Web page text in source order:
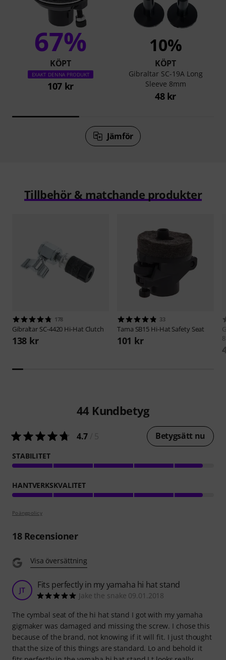
67%
KÖPT
EXAKT DENNA PRODUKT
107 kr
10%
KÖPT
Gibraltar SC-19A Long
Sleeve 8mm
48 kr
Jämför
Tillbehör & matchande produkter
178
Gibraltar SC-4420 Hi-Hat Clutch
138 kr
33
Tama SB15 Hi-Hat Safety Seat
101 kr
44 Kundbetyg
4.7 Betygsätt nu
STABILITET
HANTVERKSKVALITET
Poängpolicy
18Recensioner
Visa översättning
JT Fits perfectly in my yamaha hi hat stand
Jake the snake 09.01.2018
The cymbal seat of the hi hat stand I got with my yamaha
gigmaker was damaged and missing the screw. I chose this
because of the brand, not knowing if it will fit. I just thought
that the size of this things are standard. Lo and behold it